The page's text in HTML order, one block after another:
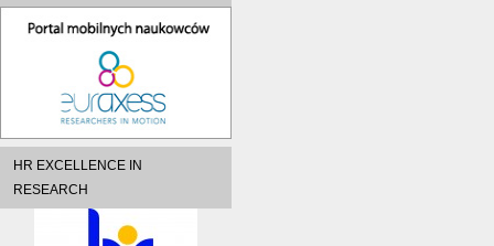
HR EXCELLENCE IN
RESEARCH